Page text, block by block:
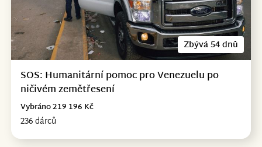
Zbývá 54 dnů
SOS: Humanitární pomoc pro Venezuelu po
ničivém zemětřesení
236 dárců
Vybráno 219 196 Kč